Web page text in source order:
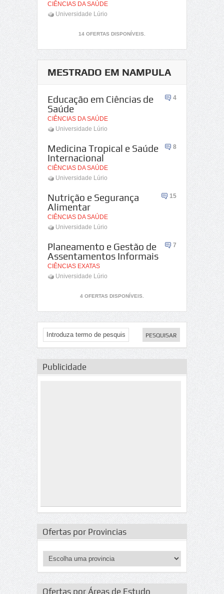
CIÊNCIAS DA SAÚDE
Universidade Lúrio
14 OFERTAS DISPONÍVEIS.
MESTRADO EM NAMPULA
4
Educação em Ciências de
Saúde
CIÊNCIAS DA SAÚDE
Universidade Lúrio
8
Medicina Tropical e Saúde
Internacional
CIÊNCIAS DA SAÚDE
Universidade Lúrio
15
Nutrição e Segurança
Alimentar
CIÊNCIAS DA SAÚDE
Universidade Lúrio
7
Planeamento e Gestão de
Assentamentos Informais
CIÊNCIAS EXATAS
Universidade Lúrio
4 OFERTAS DISPONÍVEIS.
Publicidade
Ofertas por Provincias
Ofertas por Áreas de Estudo